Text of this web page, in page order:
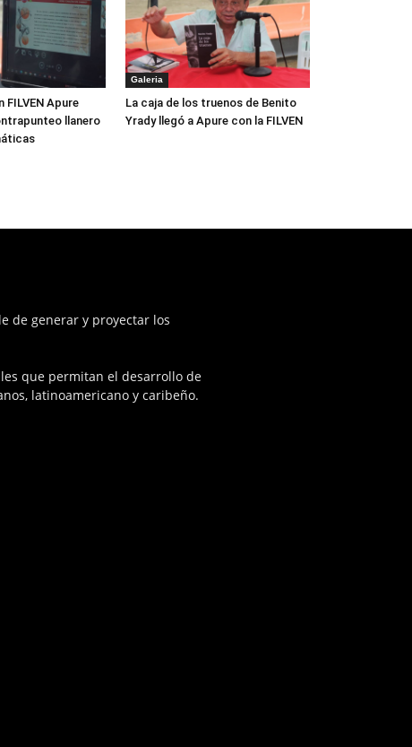
FILVEN Apure
llanero
Galeria
La caja de los truenos de Benito
Yrady llegó a Apure con la FILVEN
de generar y proyectar los
que permitan el desarrollo de
latinoamericano y caribeño.